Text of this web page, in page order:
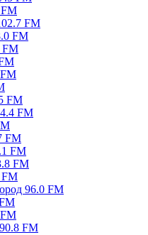
FM
FM
FM
FM
FM
FM
FM
FM
FM
96.0 FM
FM